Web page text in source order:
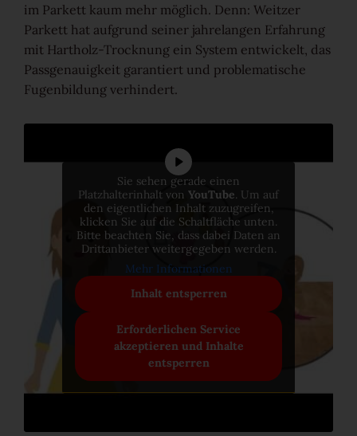
Treppen & Stiegen
Boden- & Sockelleisten
Verlegemuster & -techniken
Reinigung & Pflege
Aus gutem Grund
Für die Ewigkeit gemacht
Wertvoll & leistbar
Gut für die Umwelt
Holz regional aus Europa
im Parkett kaum mehr möglich. Denn: Weitzer
Parkett hat aufgrund seiner jahrelangen Erfahrung
mit Hartholz-Trocknung ein System entwickelt, das
Passgenauigkeit garantiert und problematische
Fugenbildung verhindert.
Sie sehen gerade einen
Platzhalterinhalt von YouTube. Um auf
den eigentlichen Inhalt zuzugreifen,
klicken Sie auf die Schaltfläche unten.
Bitte beachten Sie, dass dabei Daten an
Drittanbieter weitergegeben werden.
Mehr Informationen
Inhalt entsperren
Erforderlichen Service
akzeptieren und Inhalte
entsperren